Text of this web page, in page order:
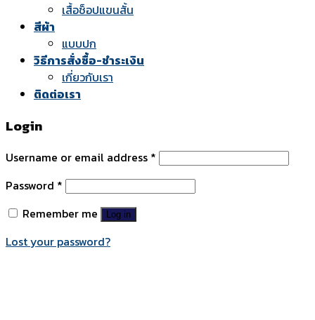
เสื้อช็อปแขนสั้น
สีผ้า
แบบปก
วิธีการสั่งซื้อ-ชำระเงิน
เกี่ยวกับเรา
ติดต่อเรา
Login
Username or email address *
Password *
Remember me
Log in
Lost your password?